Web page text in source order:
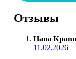
Отзывы
Нана
11.02.2026